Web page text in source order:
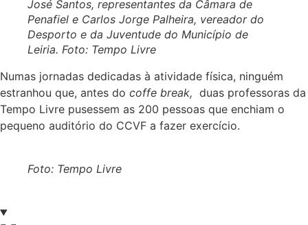
José Santos, representantes da Câmara de
Penafiel e Carlos Jorge Palheira, vereador do
Desporto e da Juventude do Município de
Leiria. Foto: Tempo Livre
Numas jornadas dedicadas à atividade física, ninguém
estranhou que, antes do coffe break, duas professoras da
Tempo Livre pusessem as 200 pessoas que enchiam o
pequeno auditório do CCVF a fazer exercício.
Foto: Tempo Livre